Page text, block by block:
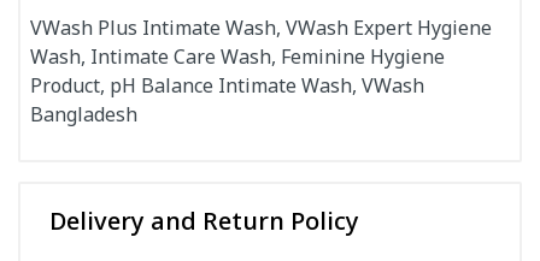
VWash Plus Intimate Wash, VWash Expert Hygiene
Wash, Intimate Care Wash, Feminine Hygiene
Product, pH Balance Intimate Wash, VWash
Bangladesh
Delivery and Return Policy